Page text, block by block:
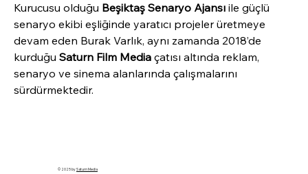
Kurucusu olduğu Beşiktaş Senaryo Ajansı ile güçlü
senaryo ekibi eşliğinde yaratıcı projeler üretmeye
devam eden Burak Varlık, aynı zamanda 2018’de
kurduğu Saturn Film Media çatısı altında reklam,
senaryo ve sinema alanlarında çalışmalarını
sürdürmektedir.
© 2025 bySaturn Media